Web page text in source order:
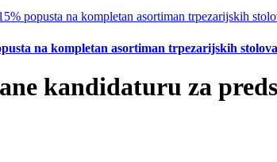
na kompletan asortiman trpezarijskih
kandidaturu za